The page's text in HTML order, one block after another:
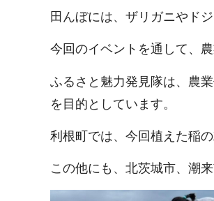
田んぼには、ザリガニやド
今回のイベントを通して、
ふるさと魅力発見隊は、農
を目的としています。
利根町では、今回植えた稲
この他にも、北茨城市、潮